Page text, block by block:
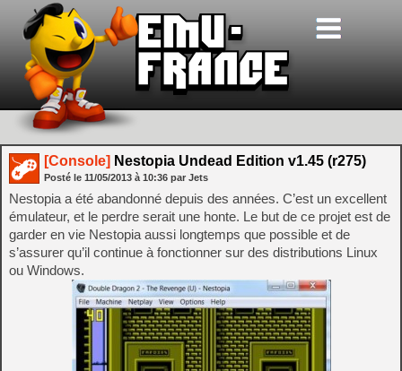
[Console] Nestopia Undead Edition v1.45 (r275)
Posté le 11/05/2013 à 10:36 par Jets
Nestopia a été abandonné depuis des années. C’est un excellent
émulateur, et le perdre serait une honte. Le but de ce projet est de
garder en vie Nestopia aussi longtemps que possible et de
s’assurer qu’il continue à fonctionner sur des distributions Linux
ou Windows.